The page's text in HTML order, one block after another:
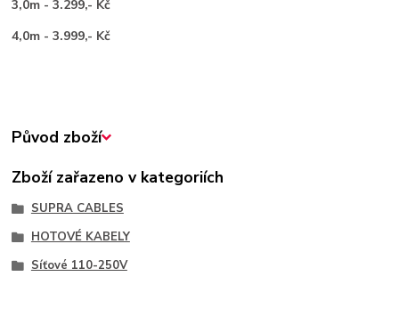
3,0m - 3.299,- Kč
4,0m - 3.999,- Kč
Původ zboží
Zboží zařazeno v kategoriích
SUPRA CABLES
HOTOVÉ KABELY
Síťové 110-250V